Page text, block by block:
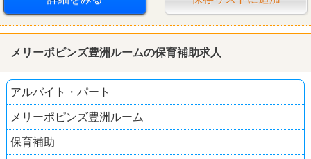
メリーポピンズ豊洲ルームの保育補助求人
アルバイト・パート
メリーポピンズ豊洲ルーム
保育補助